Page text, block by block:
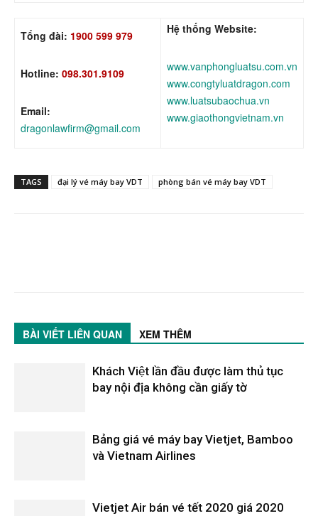
Tổng đài: 1900 599 979
Hotline: 098.301.9109
Email:
dragonlawfirm@gmail.com
Hệ thống Website:
www.vanphongluatsu.com.vn
www.congtyluatdragon.com
www.luatsubaochua.vn
www.giaothongvietnam.vn
TAGS đại lý vé máy bay VDT phòng bán vé máy bay VDT
BÀI VIẾT LIÊN QUAN XEM THÊM
Khách Việt lần đầu được làm thủ tục
bay nội địa không cần giấy tờ
Bảng giá vé máy bay Vietjet, Bamboo
và Vietnam Airlines
Vietjet Air bán vé tết 2020 giá 2020